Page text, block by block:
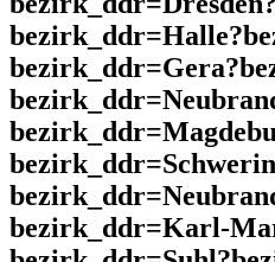
bezirk_ddr=Karl-